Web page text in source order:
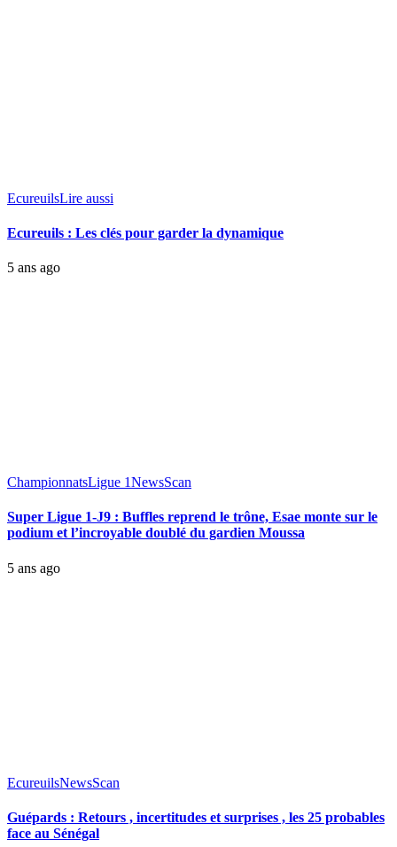
EcureuilsLire aussi
Ecureuils : Les clés pour garder la dynamique
5 ans ago
ChampionnatsLigue 1NewsScan
Super Ligue 1-J9 : Buffles reprend le trône, Esae monte sur le
podium et l’incroyable doublé du gardien Moussa
5 ans ago
EcureuilsNewsScan
Guépards : Retours , incertitudes et surprises , les 25 probables
face au Sénégal